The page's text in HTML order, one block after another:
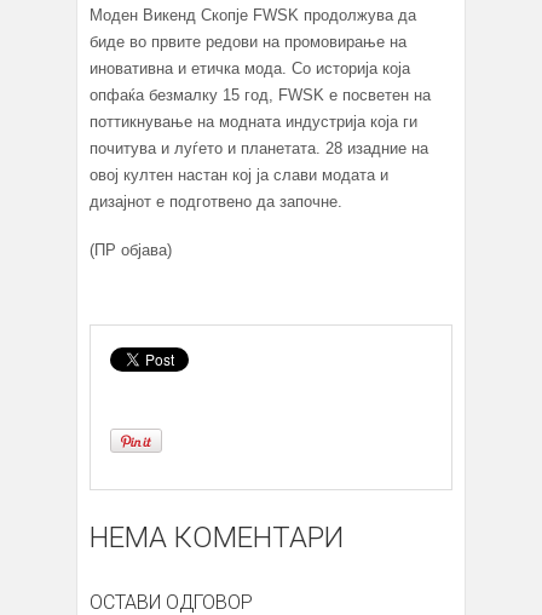
Моден Викенд Скопје FWSK продолжува да
биде во првите редови на прoмовирање на
иновативна и етичка мода. Со историја која
опфаќа безмалку 15 год, FWSK е посветен на
поттикнување на модната индустрија која ги
почитува и луѓето и планетата. 28 изадние на
овој култен настан кој ја слави модата и
дизајнот е подготвено да започне.
(ПР објава)
НЕМА КОМЕНТАРИ
ОСТАВИ ОДГОВОР